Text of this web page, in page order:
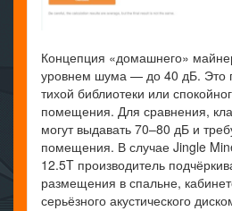
Концепция «домашнего»
уровнем шума — до 40 дБ. Это
тихой библиотеки или
помещения. Для сравнения,
могут выдавать 70–80 дБ и
помещения. В случае Jingle
12.5T производитель
размещения в спальне,
серьёзного акустического